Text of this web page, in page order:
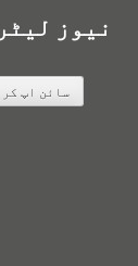
نیوز